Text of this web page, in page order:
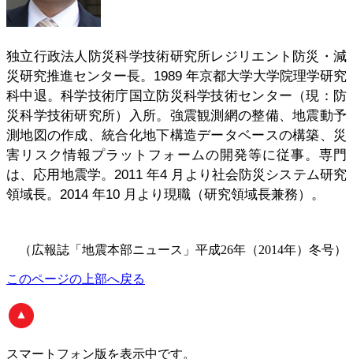
独立行政法人防災科学技術研究所レジリエント防災・減
災研究推進センター長。1989 年京都大学大学院理学研究
科中退。科学技術庁国立防災科学技術センター（現：防
災科学技術研究所）入所。強震観測網の整備、地震動予
測地図の作成、統合化地下構造データベースの構築、災
害リスク情報プラットフォームの開発等に従事。専門
は、応用地震学。2011 年4 月より社会防災システム研究
領域長。2014 年10 月より現職（研究領域長兼務）。
（広報誌「地震本部ニュース」平成26年（2014年）冬号）
このページの上部へ戻る
スマートフォン版 を表示中です。